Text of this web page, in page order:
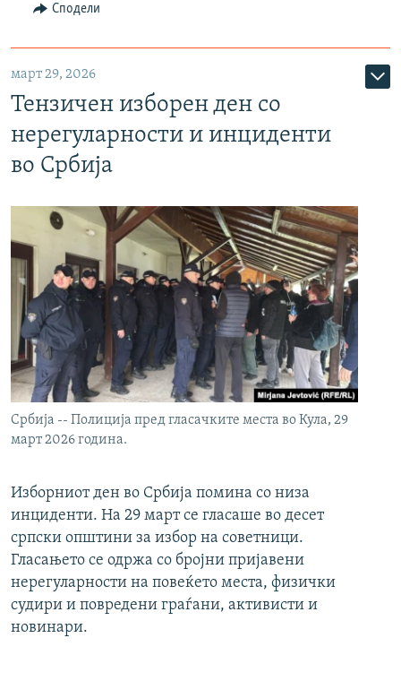
Сподели
март 29, 2026
Тензичен изборен ден со
нерегуларности и инциденти
во Србија
Србија -- Полиција пред гласачките места во Кула, 29
март 2026 година.
Изборниот ден во Србија помина со низа
инциденти. На 29 март се гласаше во десет
српски општини за избор на советници.
Гласањето се одржа со бројни пријавени
нерегуларности на повеќето места, физички
судири и повредени граѓани, активисти и
новинари.